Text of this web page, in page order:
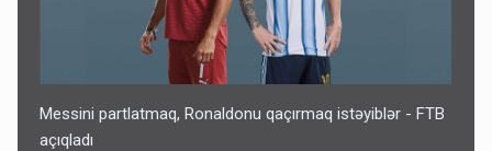
Messini partlatmaq, Ronaldonu qaçırmaq istəyiblər - FTB
açıqladı